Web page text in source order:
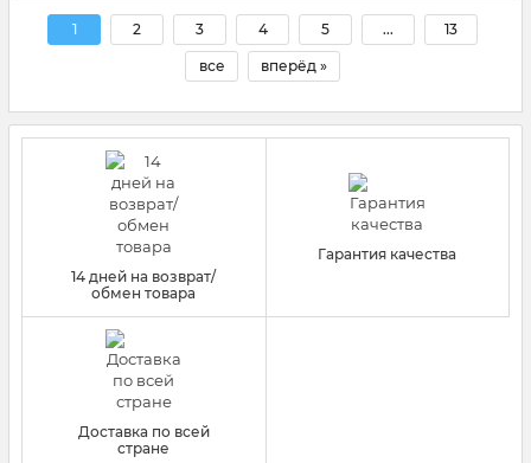
1 2 3 4 5 ... 13
все вперёд »
14 дней на возврат/
обмен товара
Гарантия качества
Доставка по всей
стране